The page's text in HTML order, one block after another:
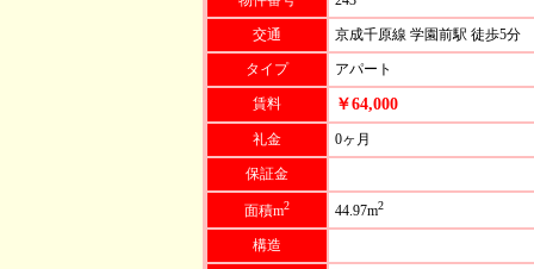
交通 京成千原線 学園前駅 徒歩5分
タイプ アパート
賃料 ￥64,000
礼金 0ヶ月
保証金
面積m2 44.97m2
構造